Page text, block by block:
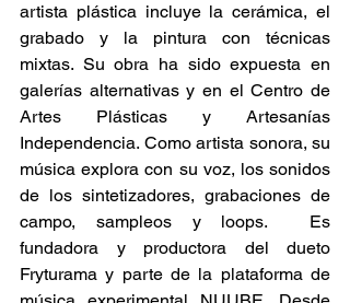
artista plástica incluye la cerámica, el
grabado y la pintura con técnicas
mixtas. Su obra ha sido expuesta en
galerías alternativas y en el Centro de
Artes Plásticas y Artesanías
Independencia. Como artista sonora, su
música explora con su voz, los sonidos
de los sintetizadores, grabaciones de
campo, sampleos y loops.  Es
fundadora y productora del dueto
Fryturama y parte de la plataforma de